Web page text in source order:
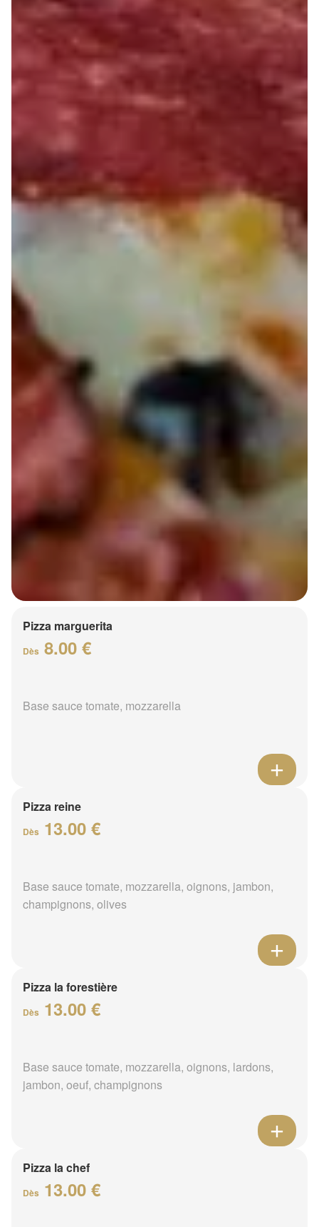
Pizza marguerita
Dès 8.00 €
Base sauce tomate, mozzarella
Pizza reine
Dès 13.00 €
Base sauce tomate, mozzarella, oignons, jambon,
champignons, olives
Pizza la forestière
Dès 13.00 €
Base sauce tomate, mozzarella, oignons, lardons,
jambon, oeuf, champignons
Pizza la chef
Dès 13.00 €